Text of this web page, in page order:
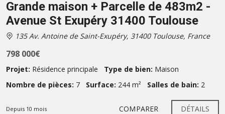
Grande maison + Parcelle de 483m2 -
Avenue St Exupéry 31400 Toulouse
135 Av. Antoine de Saint-Exupéry, 31400 Toulouse, France
798 000€
Projet: Résidence principale Type de bien: Maison
Nombre de pièces: 7 Surface: 244 m² Salles de bain: 2
Depuis 10 mois COMPARER DÉTAILS